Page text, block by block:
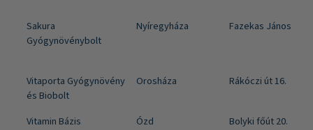
Sakura
Gyógynövénybolt
Nyíregyháza Fazekas János Tér
Vitaporta Gyógynövény
és Biobolt
Orosháza Rákóczi út 16.
Vitamin Bázis Ózd Bolyki főút 20.